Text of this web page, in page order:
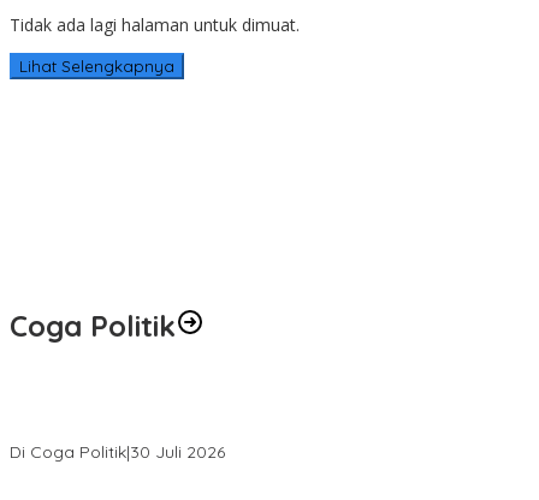
Tidak ada lagi halaman untuk dimuat.
Lihat Selengkapnya
Coga Politik
Di Coga Politik|30 Juli 2026